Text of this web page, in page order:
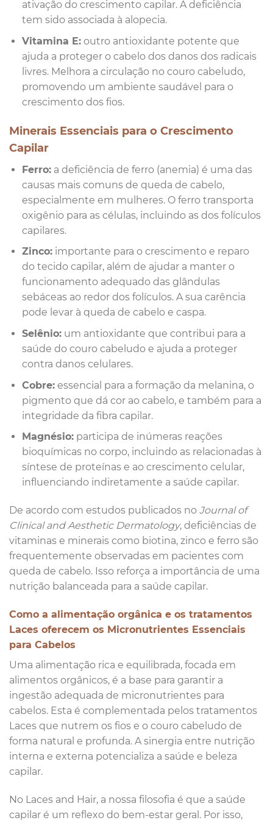
ativação do crescimento capilar. A deficiência
tem sido associada à alopecia.
Vitamina E:outro antioxidante potente que
ajuda a proteger o cabelo dos danos dos radicais
livres. Melhora a circulação no couro cabeludo,
promovendo um ambiente saudável para o
crescimento dos fios.
Minerais Essenciais para o Crescimento
Capilar
Ferro:a deficiência de ferro (anemia) é uma das
causas mais comuns de queda de cabelo,
especialmente em mulheres. O ferro transporta
oxigênio para as células, incluindo as dos folículos
capilares.
Zinco:importante para o crescimento e reparo
do tecido capilar, além de ajudar a manter o
funcionamento adequado das glândulas
sebáceas ao redor dos folículos. A sua carência
pode levar à queda de cabelo e caspa.
Selênio:um antioxidante que contribui para a
saúde do couro cabeludo e ajuda a proteger
contra danos celulares.
Cobre:essencial para a formação da melanina, o
pigmento que dá cor ao cabelo, e também para a
integridade da fibra capilar.
Magnésio:participa de inúmeras reações
bioquímicas no corpo, incluindo as relacionadas à
síntese de proteínas e ao crescimento celular,
influenciando indiretamente a saúde capilar.
De acordo com estudos publicados no Journal of
Clinical and Aesthetic Dermatology, deficiências de
vitaminas e minerais como biotina, zinco e ferro são
frequentemente observadas em pacientes com
queda de cabelo. Isso reforça a importância de uma
nutrição balanceada para a saúde capilar.
Como a alimentação orgânica e os tratamentos
Laces oferecem os Micronutrientes Essenciais
para Cabelos
Uma alimentação rica e equilibrada, focada em
alimentos orgânicos, é a base para garantir a
ingestão adequada de micronutrientes para
cabelos. Esta é complementada pelos tratamentos
Laces que nutrem os fios e o couro cabeludo de
forma natural e profunda. A sinergia entre nutrição
interna e externa potencializa a saúde e beleza
capilar.
No Laces and Hair, a nossa filosofia é que a saúde
capilar é um reflexo do bem-estar geral. Por isso,